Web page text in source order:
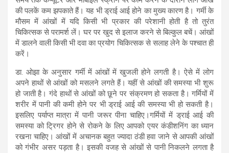
की पलकें कम झपकाते हैं। यह भी ड्राई आई होने का मुख्य कारण है। गर्मी के
मौसम में आंखों में यदि किसी भी प्रकार की परेशानी होती है तो तुरंत
चिकित्सक से परामर्श लें। घर पर खुद से इलाज करने से बिल्कुल बचें। आंखों
में डालने वाली किसी भी दवा का प्रयोग चिकित्सक से सलाह लेने के पश्चात ही
करें।
डा. ओझा के अनुसार गर्मी में आंखों में खुजली होने लगती है। ऐसे में लोग
अपने हाथों से आंखों को मसलने लगते हैं। यहीं से आंखों की समस्या भी शुरू
हो जाती है। गंदे हाथों से आंखों को छूने पर संक्रमण हो सकता है। गर्मियों में
शरीर में पानी की कमी होने पर भी ड्राई आई की समस्या भी हो सकती है।
इसलिए पर्याप्त मात्रा में पानी जरूर पीना चाहिए।गर्मियों में ड्राई आई की
समस्या को ट्रिगर होने से रोकने के लिए आपको एयर कंडीशनिंग का ध्यान
रखना चाहिए। आंखों में अचानक बहुत ज्यादा ठंडी हवा जाने से आपकी आंखों
को गंभीर असर पड़ता है। इसकी वजह से आंखों से पानी निकलने लगता है